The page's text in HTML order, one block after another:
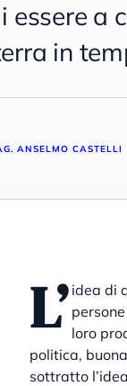
essere a
in
ANSELMO CASTELLI
L’ idea di
loro
politica,
sottratto